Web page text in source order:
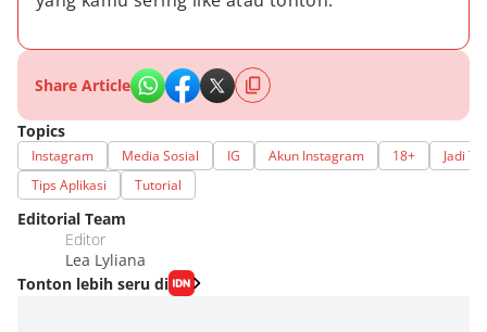
Share Article
Topics
Instagram Media Sosial IG Akun Instagram 18+
Jadi
Tips Aplikasi
Tutorial
Editorial Team
Editor
Lea Lyliana
Tonton lebih seru di